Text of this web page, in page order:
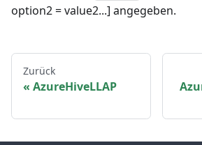
option2 = value2...] angegeben.
Zurück
AzureHiveLLAP